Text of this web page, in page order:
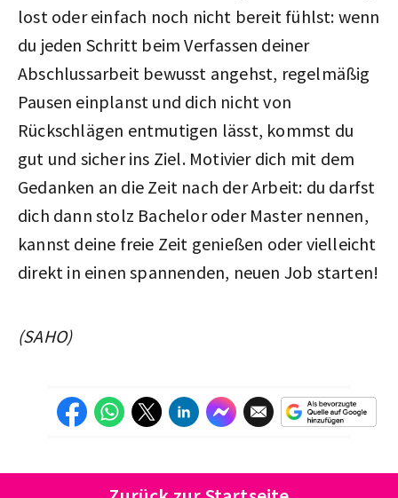
lost oder einfach noch nicht bereit fühlst: wenn
du jeden Schritt beim Verfassen deiner
Abschlussarbeit bewusst angehst, regelmäßig
Pausen einplanst und dich nicht von
Rückschlägen entmutigen lässt, kommst du
gut und sicher ins Ziel. Motivier dich mit dem
Gedanken an die Zeit nach der Arbeit: du darfst
dich dann stolz Bachelor oder Master nennen,
kannst deine freie Zeit genießen oder vielleicht
direkt in einen spannenden, neuen Job starten!
(SAHO)